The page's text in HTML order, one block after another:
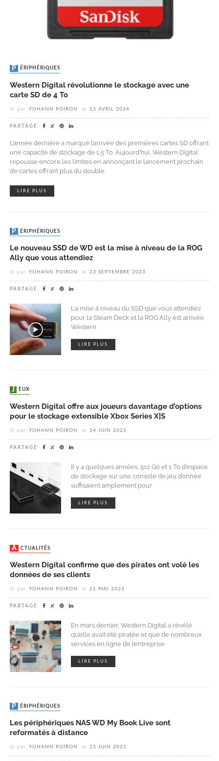
PÉRIPHÉRIQUES
Western Digital révolutionne le stockage avec une
carte SD de 4 To
par YOHANN POIRON le 15 AVRIL 2024
PARTAGE
L’année dernière a marqué l’arrivée des premières cartes SD offrant
une capacité de stockage de 1,5 To. Aujourd’hui, Western Digital
repousse encore les limites en annonçant le lancement prochain
de cartes offrant plus du double
LIRE PLUS
PÉRIPHÉRIQUES
Le nouveau SSD de WD est la mise à niveau de la ROG
Ally que vous attendiez
par YOHANN POIRON le 23 SEPTEMBRE 2023
PARTAGE
La mise à niveau du SSD que vous attendiez
pour la Steam Deck et la ROG Ally est arrivée.
Western
LIRE PLUS
JEUX
Western Digital offre aux joueurs davantage d’options
pour le stockage extensible Xbox Series X|S
par YOHANN POIRON le 24 JUIN 2023
PARTAGE
Il y a quelques années, 512 Go et 1 To d’espace
de stockage sur une console de jeu donnée
suffisaient amplement pour
LIRE PLUS
ACTUALITÉS
Western Digital confirme que des pirates ont volé les
données de ses clients
par YOHANN POIRON le 21 MAI 2023
PARTAGE
En mars dernier, Western Digital a révélé
qu’elle avait été piratée et que de nombreux
services en ligne de l’entreprise
LIRE PLUS
PÉRIPHÉRIQUES
Les périphériques NAS WD My Book Live sont
reformatés à distance
par YOHANN POIRON le 25 JUIN 2021